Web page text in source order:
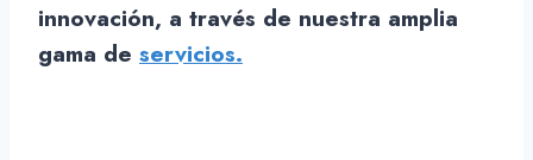
innovación, a través de nuestra amplia
gama de servicios.